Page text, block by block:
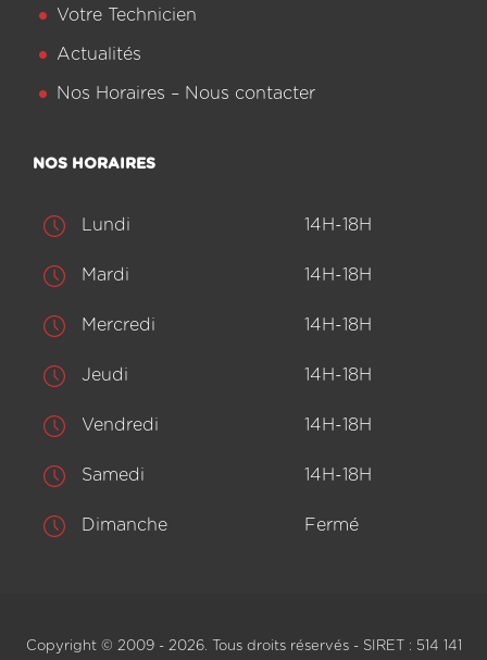
Votre Technicien
Actualités
Nos Horaires – Nous contacter
NOS HORAIRES
Lundi 14H-18H
Mardi 14H-18H
Mercredi 14H-18H
Jeudi 14H-18H
Vendredi 14H-18H
Samedi 14H-18H
Dimanche Fermé
Copyright © 2009 - 2026. Tous droits réservés - SIRET : 514 141